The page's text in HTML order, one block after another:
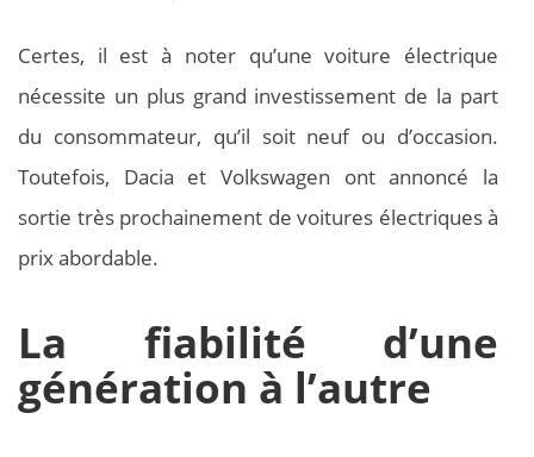
Certes, il est à noter qu’une voiture électrique
nécessite un plus grand investissement de la part
du consommateur, qu’il soit neuf ou d’occasion.
Toutefois, Dacia et Volkswagen ont annoncé la
sortie très prochainement de voitures électriques à
prix abordable.
La fiabilité d’une
génération à l’autre